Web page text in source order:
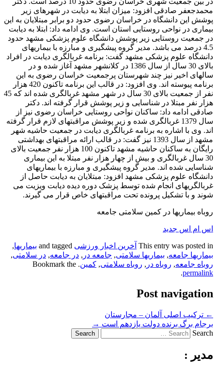
محمدجعفر صادقی افزود: میزان ابتلا به دیابت در شهرهای زیر
پوشش این دانشگاه در خراسان رضوی حدود دو برابر مبتلایان به این
بیماری در نواحی روستایی استان است. وی ادامه داد: ابتلا به دیابت
در جمعیت روستایی زیر پوشش دانشگاه علوم پزشکی مشهد حدود
4.5 درصد می باشد. مدیر گروه پیشگیری و مبارزه با بیماریهای
دانشگاه علوم پزشکی مشهد گفت: برنامه غربالگری دیابت در افراد
بالای 30 سال از سال 1386 در کلانشهر مشهد آغاز شده و در
سالهای اخیر نیز چند شهرستان پرجمعیت خراسان رضوی به این
برنامه پیوسته اند. وی افزود: در قالب این برنامه تاکنون 420 هزار
نفر از جمعیت بالای 30 سال در شهر مشهد غربالگری شده اند که 45
هزار نفر مبتلا در شناسایی و زیر پوشش قرار گرفته اند. دکتر
صادقی ادامه داد: ساکنان نواحی روستایی خراسان رضوی نیز از
سال 1379 غربالگری شده و زیر پوشش مراقبتهای لازم قرار گرفته
اند. وی با اشاره به برنامه غربالگری دیابت در جمعیت حاشیه شهر
مشهد از سال 1393 نیز گفت: در قالب ارائه مراقبتهای بهداشتی
رایگان به ساکنان حاشیه مشهد تاکنون 100 هزار نفر جمعیت بالای
30 سال غربالگری و بیش از چهار هزار نفر مبتلا به این بیماری
شناسایی شده اند. مدیر گروه پیشگیری و مبارزه با بیماریهای
دانشگاه علوم پزشکی مشهد افزود: مبتلایان به دیابت حاصل از
غربالگریهای انجام شده توسط پزشک دوره دیده دیابت ویزیت می
شوند و با تشکیل پرونده تحت مراقبتهای خاص قرار می گیرند.
روباه بیماریها در کمین سلامتی جامعه
اس ام اس جدید
This entry was posted in آخرین اخبار ورزشی بیماریها,
بیماریها جامعه, بیماریها سلامتی, جامعه در , در جامعه, در سلامتی,
روباه جامعه, روباه در , روباه سلامتی, کمین. Bookmark the
permalink
.
Post navigation
← ترکیب اصلی آلمان – مجارستان
برجام برگ برنده دولت یازدهم است →
Search
مدیر :